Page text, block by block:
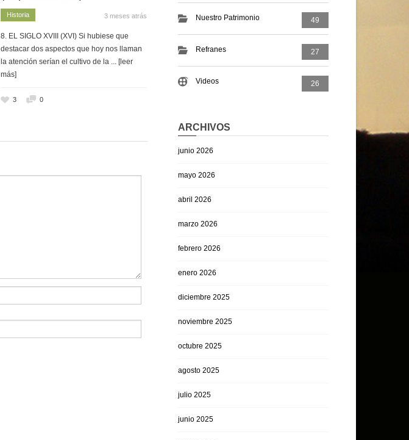
Historia 3 meses atrás
8. EL SIGLO XVIII (XVI) Si hubiese que
destacar dos aspectos que hoy nos llaman
la atención serían el cultivo de la
... [leer
más]
3 0
Nuestro Patrimonio 49
Refranes 27
Videos 26
ARCHIVOS
junio 2026
mayo 2026
abril 2026
marzo 2026
febrero 2026
enero 2026
diciembre 2025
noviembre 2025
octubre 2025
agosto 2025
julio 2025
junio 2025